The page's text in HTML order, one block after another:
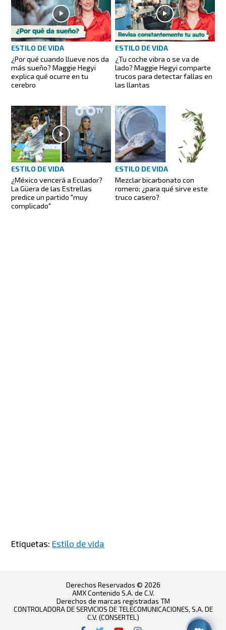
ESTILO DE VIDA
¿Por qué cuando llueve nos da
más sueño? Maggie Hegyi
explica qué ocurre en tu
cerebro
ESTILO DE VIDA
¿Tu coche vibra o se va de
lado? Maggie Hegyi comparte
trucos para detectar fallas en
las llantas
ESTILO DE VIDA
¿México vencerá a Ecuador?
La Güera de las Estrellas
predice un partido "muy
complicado"
ESTILO DE VIDA
Mezclar bicarbonato con
romero; ¿para qué sirve este
truco casero?
Etiquetas: Estilo de vida
Derechos Reservados © 2026
AMX Contenido S.A. de C.V.
Derechos de marcas registradas TM
CONTROLADORA DE SERVICIOS DE TELECOMUNICACIONES, S.A. DE
C.V. (CONSERTEL)